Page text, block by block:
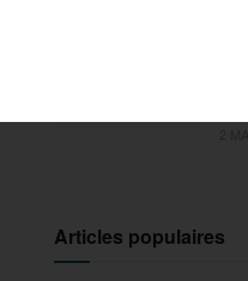
Articles populaires